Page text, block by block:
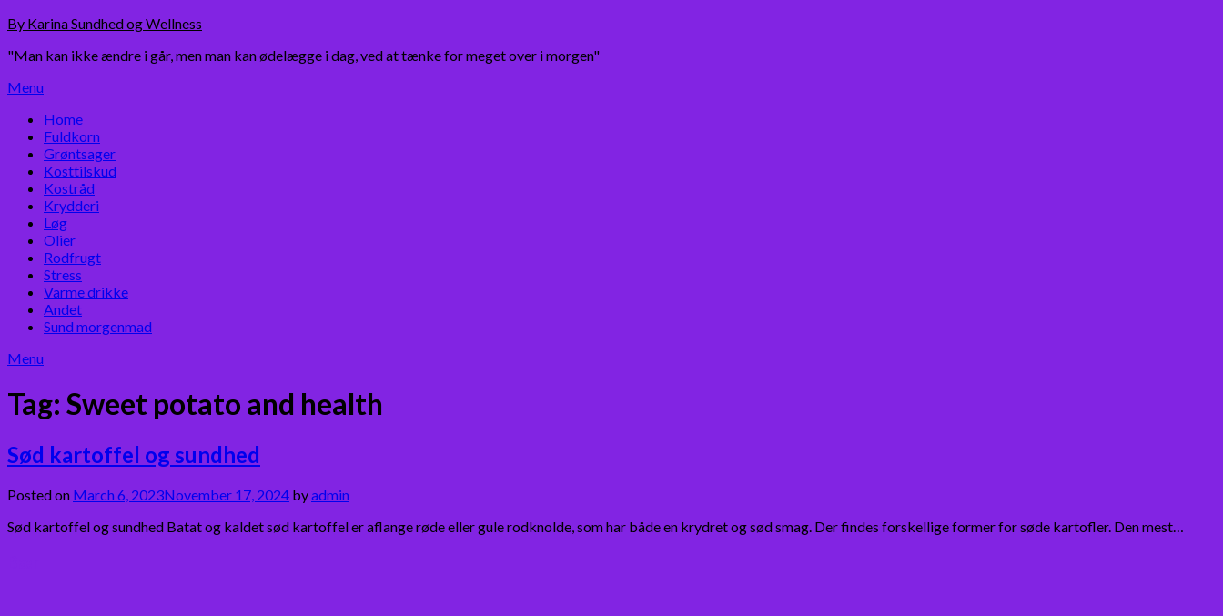
Skip
content
By Karina Sundhed og Wellness
"Man kan ikke ændre i går, men man kan ødelægge i dag, ved at tænke for meget over i morgen"
Menu
Home
Fuldkorn
Grøntsager
Kosttilskud
Kostråd
Krydderi
Løg
Olier
Rodfrugt
Stress
Varme drikke
Andet
Sund morgenmad
Menu
Tag: Sweet potato and health
Sød kartoffel og sundhed
Posted on March 6, 2023November 17, 2024 byadmin
Sød kartoffel og sundhed Batat og kaldet sød kartoffel er aflange røde eller gule rodknolde, som har både en krydret og sød smag. Der findes forskellige former for søde kartofler. Den mest…